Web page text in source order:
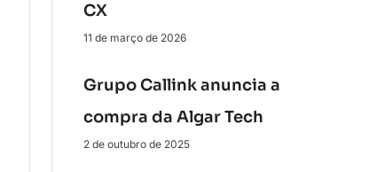
CX
11 de março de 2026
Grupo Callink anuncia a
compra da Algar Tech
2 de outubro de 2025